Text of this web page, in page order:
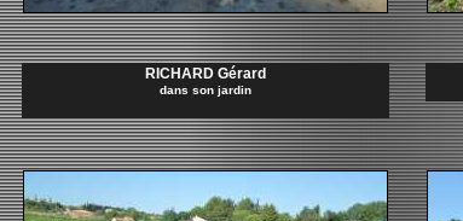
RICHARD Gérard
dans son jardin